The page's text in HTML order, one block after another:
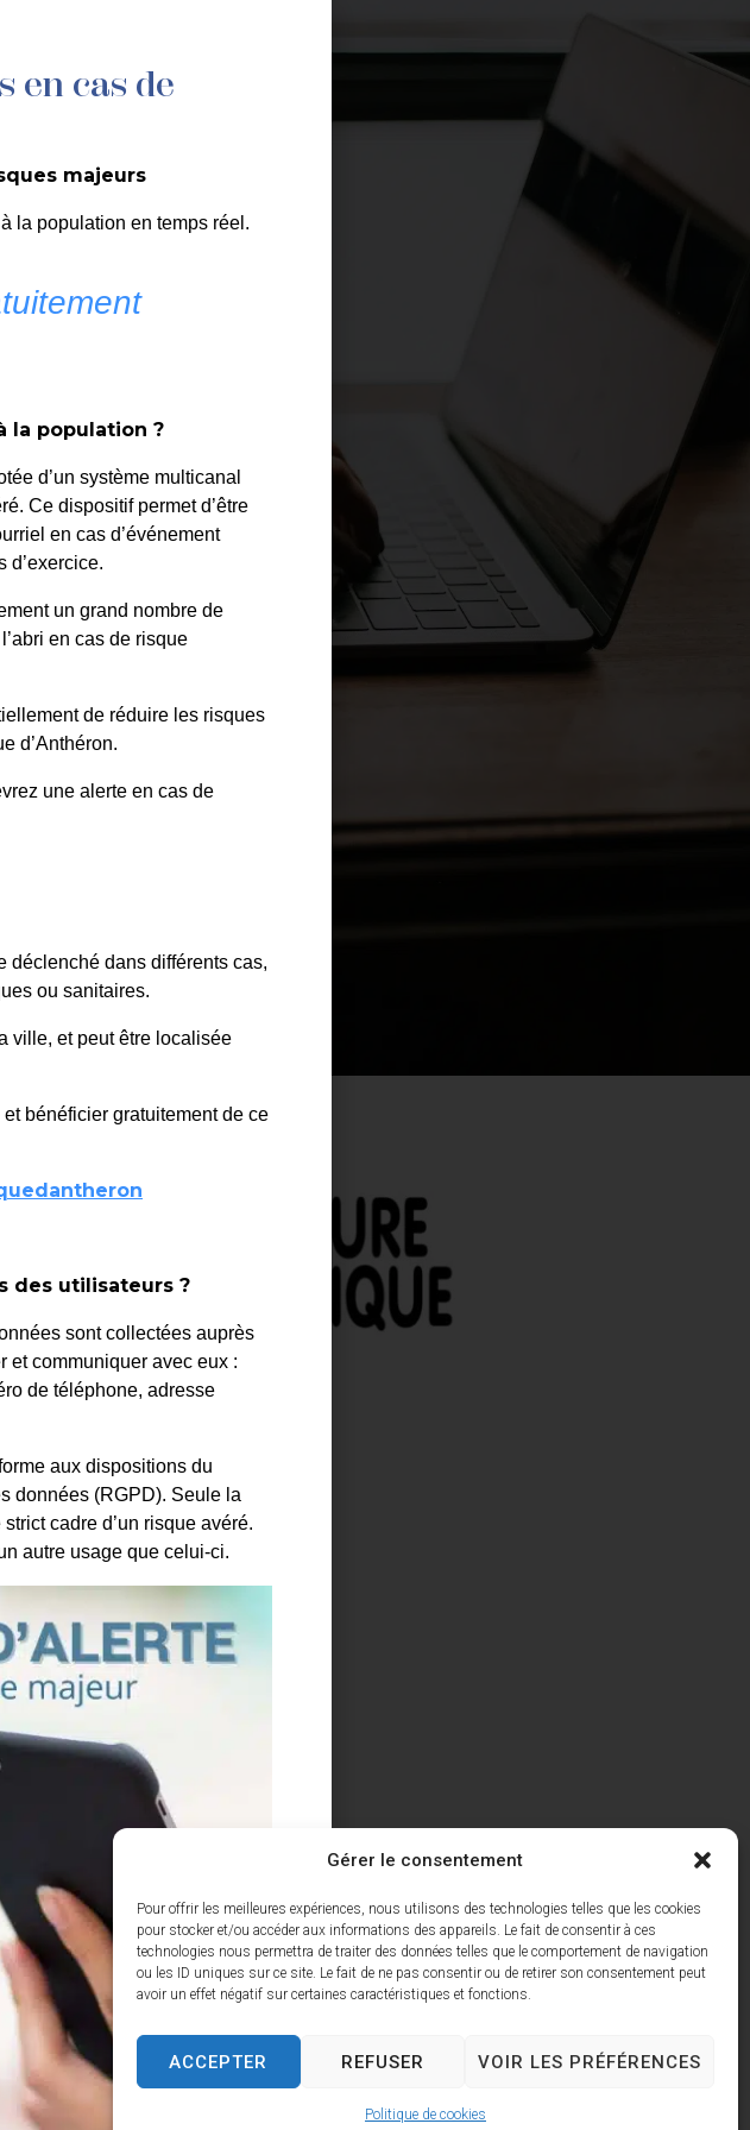
Gérer le consentement
Pour offrir les meilleures expériences, nous utilisons des technologies telles que les cookies
pour stocker et/ou accéder aux informations des appareils. Le fait de consentir à ces
technologies nous permettra de traiter des données telles que le comportement de navigation
ou les ID uniques sur ce site. Le fait de ne pas consentir ou de retirer son consentement peut
avoir un effet négatif sur certaines caractéristiques et fonctions.
ACCEPTER REFUSER VOIR LES PRÉFÉRENCES
Politique de cookies
LA ROQUE
d’électricité
en cas de
majeurs
la population en temps réel.
la population ?
d’un système multicanal
Ce dispositif permet d’être
en cas d’événement
d’exercice.
un grand nombre de
en cas de risque
de réduire les risques
d’Anthéron.
une alerte en cas de
déclenché dans différents cas,
ou sanitaires.
ville, et peut être localisée
bénéficier gratuitement de ce
des utilisateurs ?
sont collectées auprès
et communiquer avec eux :
de téléphone, adresse
aux dispositions du
données (RGPD). Seule la
cadre d’un risque avéré.
autre usage que celui-ci.